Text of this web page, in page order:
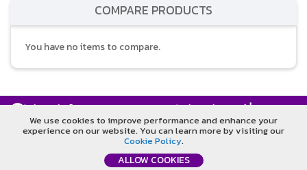
We use cookies to improve performance and enhance your
experience on our website. You can learn more by visiting our
Cookie Policy.
ALLOW COOKIES
COMPARE PRODUCTS
You have no items to compare.
รับประกันคืนเงิน
รับประกันราคาดีที่สุด
รับประกันคุณภาพดีที่สุด
ปรึกษาออนไลน์
©T.B.P. Publication Company Limited. All Rights Reserved.